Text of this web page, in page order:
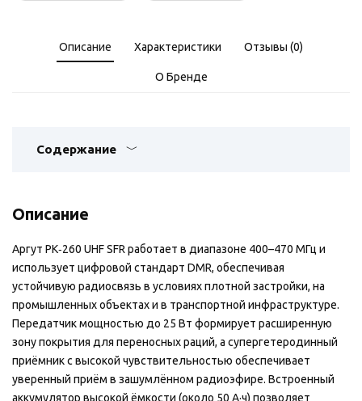
Описание Характеристики Отзывы (0)
О Бренде
Содержание
Описание
Аргут РК‑260 UHF SFR работает в диапазоне 400–470 МГц и
использует цифровой стандарт DMR, обеспечивая
устойчивую радиосвязь в условиях плотной застройки, на
промышленных объектах и в транспортной инфраструктуре.
Передатчик мощностью до 25 Вт формирует расширенную
зону покрытия для переносных раций, а супергетеродинный
приёмник с высокой чувствительностью обеспечивает
уверенный приём в зашумлённом радиоэфире. Встроенный
аккумулятор высокой ёмкости (около 50 А·ч) позволяет